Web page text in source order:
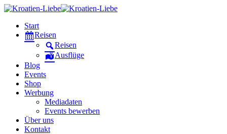
Start
Reisen
Reisen
Ausflüge
Blog
Events
Shop
Werbung
Mediadaten
Events bewerben
Über uns
Kontakt